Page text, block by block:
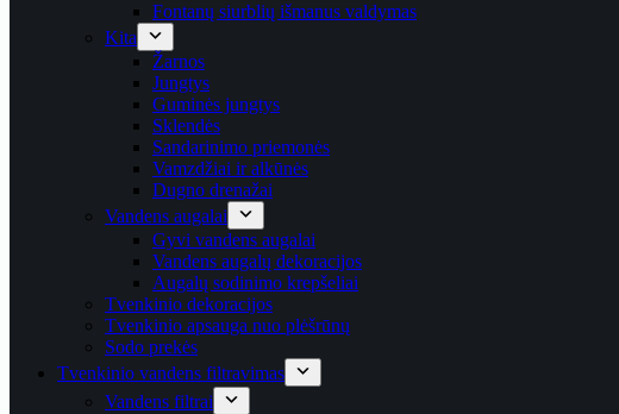
Fontanų siurblių išmanus valdymas
Kita
Žarnos
Jungtys
Guminės jungtys
Sklendės
Sandarinimo priemonės
Vamzdžiai ir alkūnės
Dugno drenažai
Vandens augalai
Gyvi vandens augalai
Vandens augalų dekoracijos
Augalų sodinimo krepšeliai
Tvenkinio dekoracijos
Tvenkinio apsauga nuo plėšrūnų
Sodo prekės
Tvenkinio vandens filtravimas
Vandens filtrai